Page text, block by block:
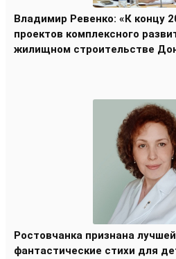
Владимир Ревенко: «К концу
проектов комплексного
жилищном строительстве
Ростовчанка признана
фантастические стихи для